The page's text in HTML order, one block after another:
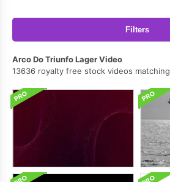
Filters
Arco Do Triunfo Lager Video
13636 royalty free stock videos matching